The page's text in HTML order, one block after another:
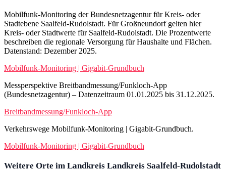
Mobilfunk-Monitoring der Bundesnetzagentur für Kreis- oder
Stadtebene Saalfeld-Rudolstadt. Für Großneundorf gelten hier
Kreis- oder Stadtwerte für Saalfeld-Rudolstadt. Die Prozentwerte
beschreiben die regionale Versorgung für Haushalte und Flächen.
Datenstand: Dezember 2025.
Mobilfunk-Monitoring | Gigabit-Grundbuch
Messperspektive Breitbandmessung/Funkloch-App
(Bundesnetzagentur) – Datenzeitraum 01.01.2025 bis 31.12.2025.
Breitbandmessung/Funkloch-App
Verkehrswege Mobilfunk-Monitoring | Gigabit-Grundbuch.
Mobilfunk-Monitoring | Gigabit-Grundbuch
Weitere Orte im Landkreis Landkreis Saalfeld-Rudolstadt